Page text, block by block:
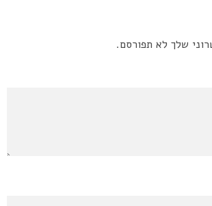
שלך לא תפורסם.